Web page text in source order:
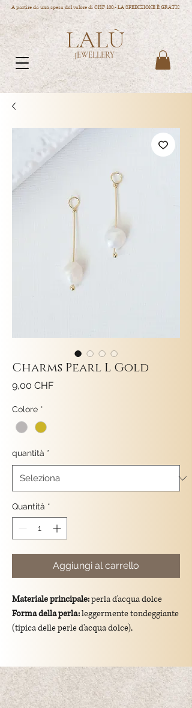
A partire da una spesa dal valore di CHF 100.- LA SPEDIZIONE È GRATIS
LALÙ
JEWELLERY
Charms Pearl L Gold
9,00 CHFPrezzo
Colore *
quantità *
Quantità *
Aggiungi al carrello
Materiale principale:perla d'acqua dolce
Forma della perla:leggermente tondeggiante
(tipica delle perle d'acqua dolce),
Colore:bianco perla, con sfumature
iridescenti (rosate, argentate o dorate, a
seconda della luce).